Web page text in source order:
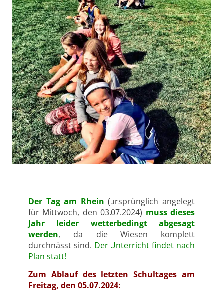
Der Tag am Rhein (ursprünglich angelegt
für Mittwoch, den 03.07.2024) muss dieses
Jahr leider wetterbedingt abgesagt
werden, da die Wiesen komplett
durchnässt sind. Der Unterricht findet nach
Plan statt!
Zum Ablauf des letzten Schultages am
Freitag, den 05.07.2024: